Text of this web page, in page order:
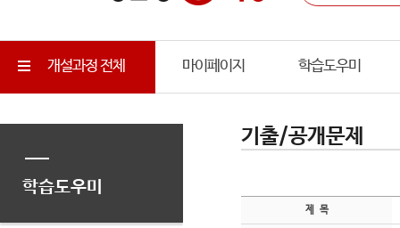
개설과정 전체 마이페이지 학습도우미
학습도우미
기출/공개문제
제 목